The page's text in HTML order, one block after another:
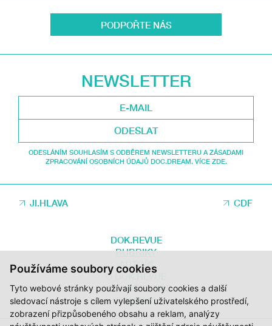
Používáme soubory cookies
Tyto webové stránky používají soubory cookies a další
sledovací nástroje s cílem vylepšení uživatelského prostředí,
zobrazení přizpůsobeného obsahu a reklam, analýzy
PODPOŘTE NÁS
NEWSLETTER
ODESLAT
ODESLÁNÍM SOUHLASÍM S ODBĚREM NEWSLETTERU A ZÁSADAMI
ZPRACOVÁNÍ OSOBNÍCH ÚDAJŮ DOC.DREAM. VÍCE ZDE.
JI.HLAVA CDF
DOK.REVUE
RUBRIKY
AUTOŘI
O DOK.REVUE
PODPOŘTE NÁS
KONTAKTY